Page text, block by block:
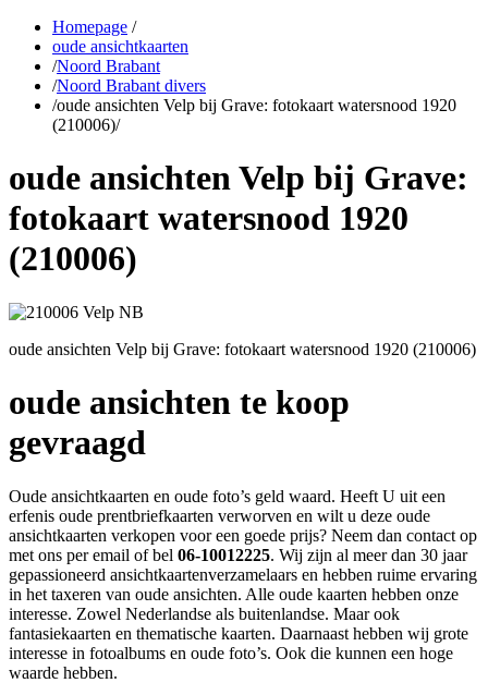
Homepage /
oude ansichtkaarten
/Noord Brabant
/Noord Brabant divers
/oude ansichten Velp bij Grave: fotokaart watersnood 1920
(210006)/
oude ansichten Velp bij Grave:
fotokaart watersnood 1920
(210006)
oude ansichten Velp bij Grave: fotokaart watersnood 1920 (210006)
oude ansichten te koop
gevraagd
Oude ansichtkaarten en oude foto’s geld waard. Heeft U uit een
erfenis oude prentbriefkaarten verworven en wilt u deze oude
ansichtkaarten verkopen voor een goede prijs? Neem dan contact op
met ons per email of bel 06-10012225. Wij zijn al meer dan 30 jaar
gepassioneerd ansichtkaartenverzamelaars en hebben ruime ervaring
in het taxeren van oude ansichten. Alle oude kaarten hebben onze
interesse. Zowel Nederlandse als buitenlandse. Maar ook
fantasiekaarten en thematische kaarten. Daarnaast hebben wij grote
interesse in fotoalbums en oude foto’s. Ook die kunnen een hoge
waarde hebben.